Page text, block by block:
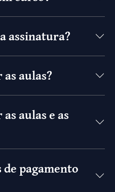
assinatura?
as aulas?
aulas e as
de pagamento